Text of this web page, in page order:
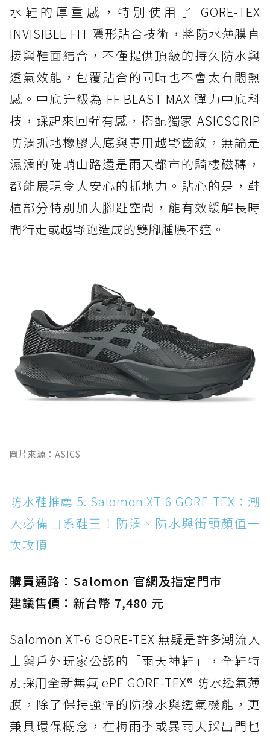
水鞋的厚重感，特別使用了 GORE-TEX
INVISIBLE FIT 隱形貼合技術，將防水薄膜直
接與鞋面結合，不僅提供頂級的持久防水與
透氣效能，包覆貼合的同時也不會太有悶熱
感。中底升級為 FF BLAST MAX 彈力中底科
技，踩起來回彈有感，搭配獨家 ASICSGRIP
防滑抓地橡膠大底與專用越野齒紋，無論是
濕滑的陡峭山路還是雨天都市的騎樓磁磚，
都能展現令人安心的抓地力。貼心的是，鞋
楦部分特別加大腳趾空間，能有效緩解長時
間行走或越野跑造成的雙腳腫脹不適。
圖片來源：ASICS
防水鞋推薦 5. Salomon XT-6 GORE-TEX：潮
人必備山系鞋王！防滑、防水與街頭顏值一
次攻頂
購買通路：Salomon 官網及指定門市
建議售價：新台幣 7,480 元
Salomon XT-6 GORE-TEX 無疑是許多潮流人
士與戶外玩家公認的「雨天神鞋」，全鞋特
別採用全新無氟 ePE GORE-TEX® 防水透氣薄
膜，除了保持強悍的防潑水與透氣機能，更
兼具環保概念，在梅雨季或暴雨天踩出門也